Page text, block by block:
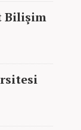
Bilişim